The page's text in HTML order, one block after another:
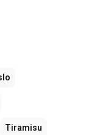
Tiramisu